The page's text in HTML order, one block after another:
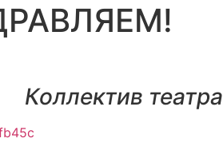
Коллектив театра